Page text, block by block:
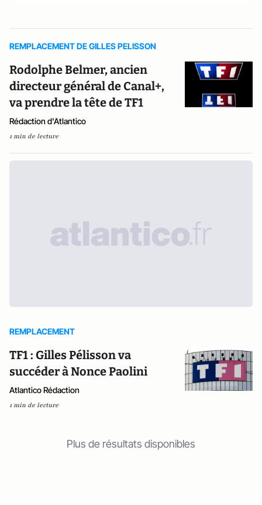
REMPLACEMENT DE GILLES PELISSON
Rodolphe Belmer, ancien
directeur général de Canal+,
va prendre la tête de TF1
Rédaction d'Atlantico
1 min de lecture
REMPLACEMENT
TF1 : Gilles Pélisson va
succéder à Nonce Paolini
Atlantico Rédaction
1 min de lecture
Plus de résultats disponibles